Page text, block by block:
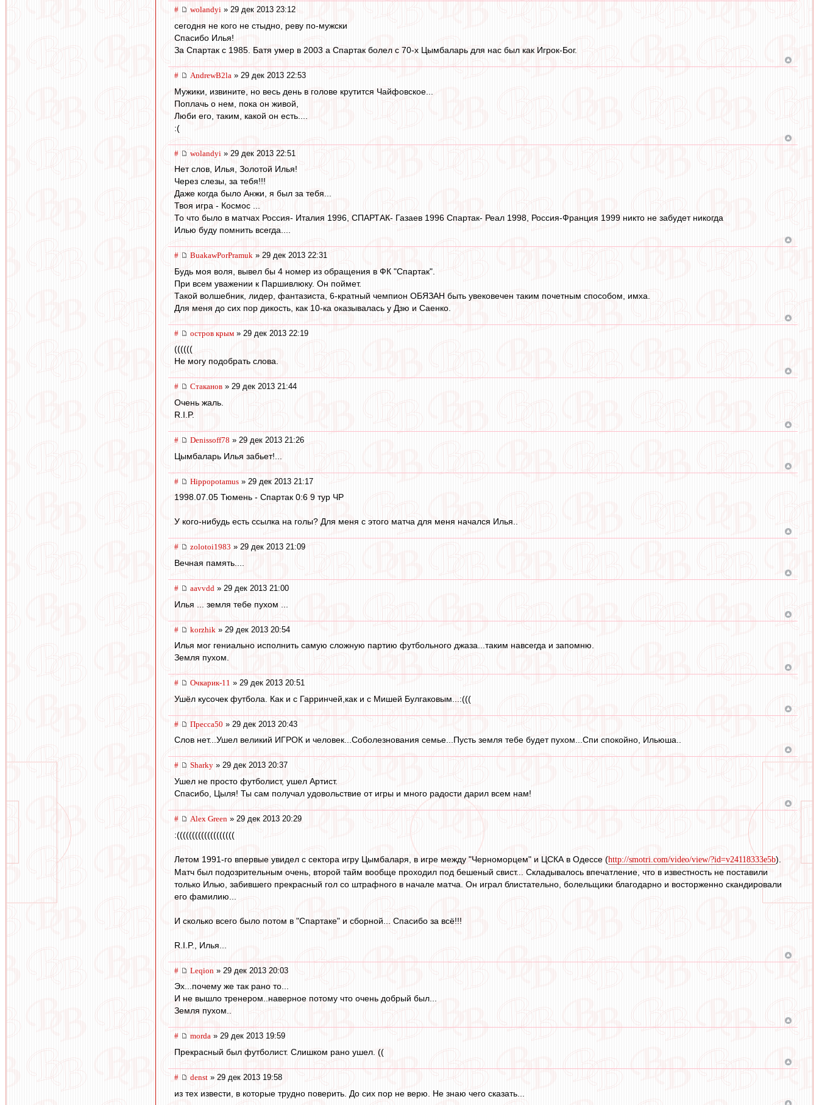
# wolandyi » 29 дек 2013 23:12
сегодня не кого не стыдно, реву по-мужски
Спасибо Илья!
За Спартак с 1985. Батя умер в 2003 а Спартак болел с 70-х Цымбаларь для нас был как Игрок-Бог.
# AndrewB2la » 29 дек 2013 22:53
Мужики, извините, но весь день в голове крутится Чайфовское...
Поплачь о нем, пока он живой,
Люби его, таким, какой он есть....
:(
# wolandyi » 29 дек 2013 22:51
Нет слов, Илья, Золотой Илья!
Через слезы, за тебя!!!
Даже когда было Анжи, я был за тебя...
Твоя игра - Космос ...
То что было в матчах Россия- Италия 1996, СПАРТАК- Газаев 1996 Спартак- Реал 1998, Россия-Франция 1999 никто не забудет никогда
Илью буду помнить всегда....
# BuakawPorPramuk » 29 дек 2013 22:31
Будь моя воля, вывел бы 4 номер из обращения в ФК "Спартак".
При всем уважении к Паршивлюку. Он поймет.
Такой волшебник, лидер, фантазиста, 6-кратный чемпион ОБЯЗАН быть увековечен таким почетным способом, имха.
Для меня до сих пор дикость, как 10-ка оказывалась у Дзю и Саенко.
# остров крым » 29 дек 2013 22:19
((((((
Не могу подобрать слова.
# Cтаканов » 29 дек 2013 21:44
Очень жаль.
R.I.P.
# Denissoff78 » 29 дек 2013 21:26
Цымбаларь Илья забьет!...
# Hippopotamus » 29 дек 2013 21:17
1998.07.05 Тюмень - Спартак 0:6 9 тур ЧР
У кого-нибудь есть ссылка на голы? Для меня с этого матча для меня начался Илья..
# zolotoi1983 » 29 дек 2013 21:09
Вечная память....
# aavvdd » 29 дек 2013 21:00
Илья ... земля тебе пухом ...
# korzhik » 29 дек 2013 20:54
Илья мог гениально исполнить самую сложную партию футбольного джаза...таким навсегда и запомню.
Земля пухом.
# Очкарик-11 » 29 дек 2013 20:51
Ушёл кусочек футбола. Как и с Гарринчей,как и с Мишей Булгаковым...:(((
# Пресса50 » 29 дек 2013 20:43
Слов нет...Ушел великий ИГРОК и человек...Соболезнования семье...Пусть земля тебе будет пухом...Спи спокойно, Ильюша..
# Sharky » 29 дек 2013 20:37
Ушел не просто футболист, ушел Артист.
Спасибо, Цыля! Ты сам получал удовольствие от игры и много радости дарил всем нам!
# Alex Green » 29 дек 2013 20:29
:(((((((((((((((((((
Летом 1991-го впервые увидел с сектора игру Цымбаларя, в игре между "Черноморцем" и ЦСКА в Одессе (http://smotri.com/video/view/?id=v24118333e5b).
Матч был подозрительным очень, второй тайм вообще проходил под бешеный свист... Складывалось впечатление, что в известность не поставили
только Илью, забившего прекрасный гол со штрафного в начале матча. Он играл блистательно, болельщики благодарно и восторженно скандировали
его фамилию...
И сколько всего было потом в "Спартаке" и сборной... Спасибо за всё!!!
R.I.P., Илья...
# Leqion » 29 дек 2013 20:03
Эх...почему же так рано то...
И не вышло тренером..наверное потому что очень добрый был...
Земля пухом..
# morda » 29 дек 2013 19:59
Прекрасный был футболист. Слишком рано ушел. ((
# denst » 29 дек 2013 19:58
из тех извести, в которые трудно поверить. До сих пор не верю. Не знаю чего сказать...